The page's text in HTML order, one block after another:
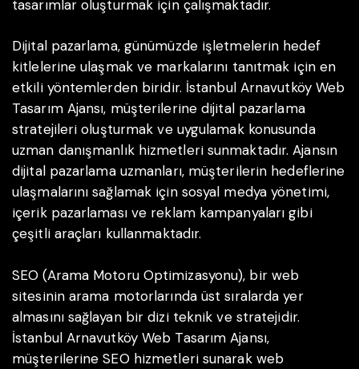
tasarımlar oluşturmak için çalışmaktadır.
Dijital pazarlama, günümüzde işletmelerin hedef
kitlelerine ulaşmak ve markalarını tanıtmak için en
etkili yöntemlerden biridir. İstanbul Arnavutköy Web
Tasarım Ajansı, müşterilerine dijital pazarlama
stratejileri oluşturmak ve uygulamak konusunda
uzman danışmanlık hizmetleri sunmaktadır. Ajansın
dijital pazarlama uzmanları, müşterilerin hedeflerine
ulaşmalarını sağlamak için sosyal medya yönetimi,
içerik pazarlaması ve reklam kampanyaları gibi
çeşitli araçları kullanmaktadır.
SEO (Arama Motoru Optimizasyonu), bir web
sitesinin arama motorlarında üst sıralarda yer
almasını sağlayan bir dizi teknik ve stratejidir.
İstanbul Arnavutköy Web Tasarım Ajansı,
müşterilerine SEO hizmetleri sunarak web